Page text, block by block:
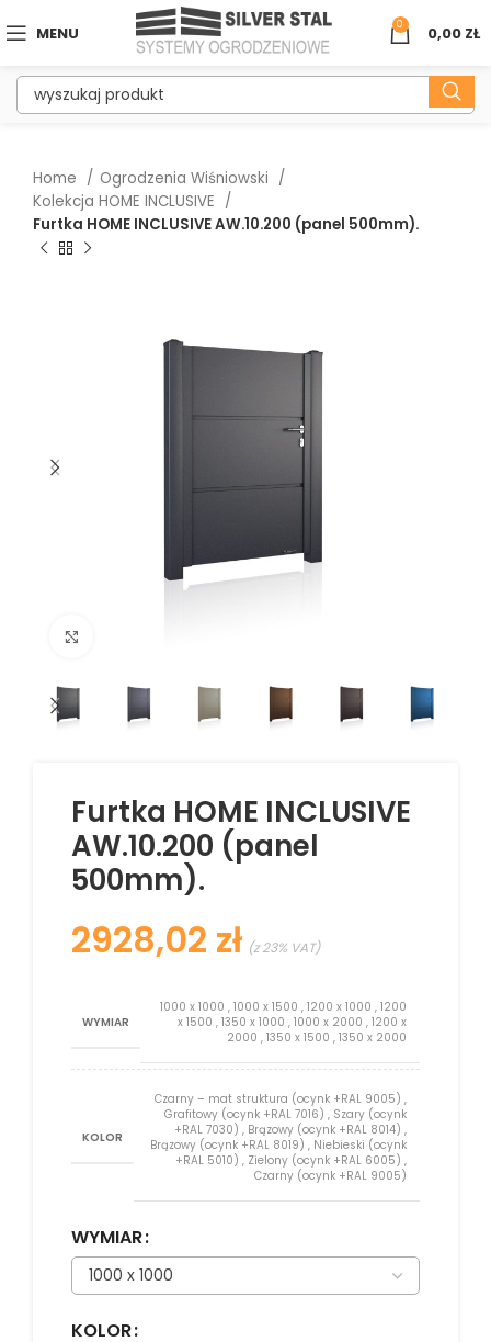
MENU 0 0,00 ZŁ
Home
Ogrodzenia Wiśniowski
Kolekcja HOME INCLUSIVE
Furtka HOME INCLUSIVE AW.10.200 (panel 500mm).
Furtka HOME INCLUSIVE
AW.10.200 (panel
500mm).
zł
WYMIAR
1000 x 1000 , 1000 x 1500 , 1200 x 1000 , 1200
x 1500 , 1350 x 1000 , 1000 x 2000 , 1200 x
2000 , 1350 x 1500 , 1350 x 2000
KOLOR
Czarny – mat struktura (ocynk +RAL 9005) ,
Grafitowy (ocynk +RAL 7016) , Szary (ocynk
+RAL 7030) , Brązowy (ocynk +RAL 8014) ,
Brązowy (ocynk +RAL 8019) , Niebieski (ocynk
+RAL 5010) , Zielony (ocynk +RAL 6005) ,
Czarny (ocynk +RAL 9005)
WYMIAR
KOLOR